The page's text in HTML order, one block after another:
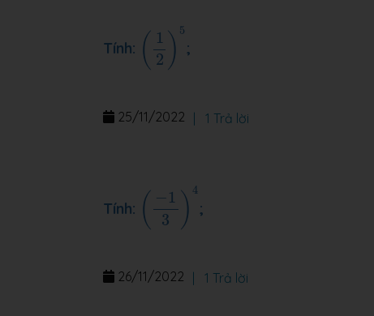
Tính: ( 1
2 ) 5
1 5
;
25/11/2022 | 1 Trả lời
Tính: ( −1
3
) 4
− 4
;
26/11/2022 | 1 Trả lời